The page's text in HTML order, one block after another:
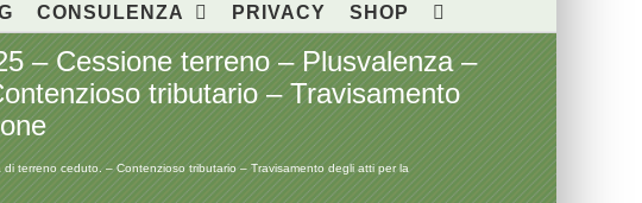
CONSULENZA PRIVACY SHOP
– Cessione terreno – Plusvalenza –
tributario – Travisamento
terreno ceduto. – Contenzioso tributario – Travisamento degli atti per la